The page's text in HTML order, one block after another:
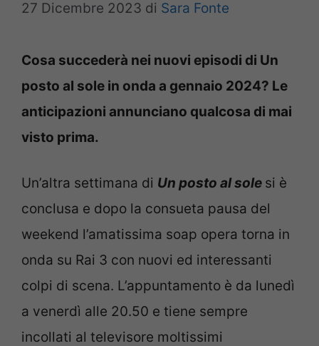
27 Dicembre 2023 di Sara Fonte
Cosa succederà nei nuovi episodi di Un
posto al sole in onda a gennaio 2024? Le
anticipazioni annunciano qualcosa di mai
visto prima.
Un’altra settimana di Un posto al sole si è
conclusa e dopo la consueta pausa del
weekend l’amatissima soap opera torna in
onda su Rai 3 con nuovi ed interessanti
colpi di scena. L’appuntamento è da lunedì
a venerdì alle 20.50 e tiene sempre
incollati al televisore moltissimi